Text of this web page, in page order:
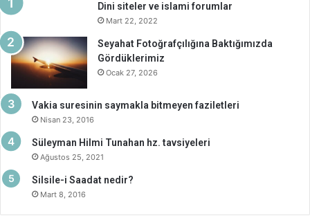
Dini siteler ve islami forumlar
Mart 22, 2022
Seyahat Fotoğrafçılığına Baktığımızda
Gördüklerimiz
Ocak 27, 2026
Vakia suresinin saymakla bitmeyen faziletleri
Nisan 23, 2016
Süleyman Hilmi Tunahan hz. tavsiyeleri
Ağustos 25, 2021
Silsile-i Saadat nedir?
Mart 8, 2016